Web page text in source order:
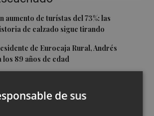
aumento de turístas del 73%: las
de calzado sigue tirando
de Eurocaja Rural, Andrés
los 89 años de edad
de sus